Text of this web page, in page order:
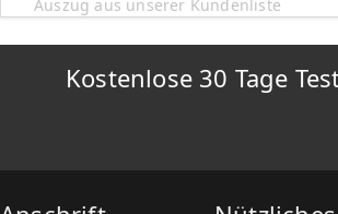
Auszug aus unserer Kundenliste
Kostenlose 30 Tage